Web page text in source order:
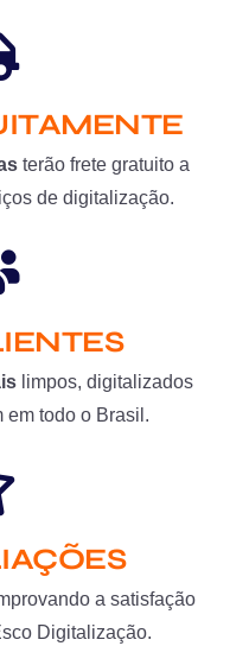
terão frete gratuito a
de digitalização.
limpos, digitalizados
em todo o Brasil.
a satisfação
Digitalização.